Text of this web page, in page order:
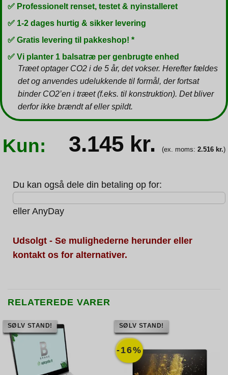
✅ Professionelt renset, testet & nyinstalleret
✅ 1-2 dages hurtig & sikker levering
✅ Gratis levering til pakkeshop! *
✅ Vi planter 1 balsatræ per genbrugte enhed
Træet optager CO2 i de 5 år, det vokser. Herefter fældes
det og anvendes udelukkende til formål, der fortsat
binder CO2’en i træet (f.eks. til konstruktion). Det bliver
derfor ikke brændt af eller spildt.
Kun: 3.145 kr. (ex. moms: 2.516 kr.)
Du kan også dele din betaling op for:
eller AnyDay
Udsolgt - Se mulighederne herunder eller
kontakt os for alternativer.
RELATEREDE VARER
SØLV STAND!
-16%
SØLV STAND!